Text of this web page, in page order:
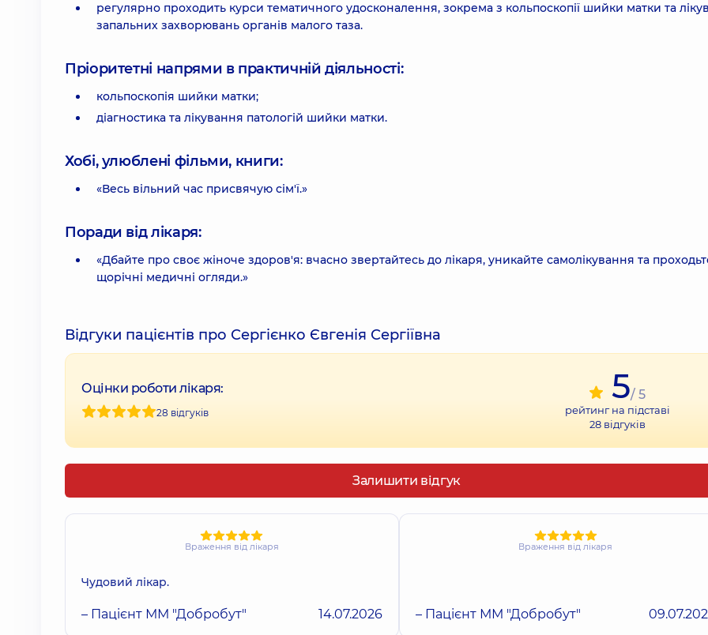
регулярно проходить курси тематичного удосконалення, зокрема з кольпоскопії шийки матки та
запальних захворювань органів малого таза.
Пріоритетні напрями в практичній діяльності:
кольпоскопія шийки матки;
діагностика та лікування патологій шийки матки.
Хобі, улюблені фільми, книги:
«Весь вільний час присвячую сім'ї.»
Поради від лікаря:
«Дбайте про своє жіноче здоров'я: вчасно звертайтесь до лікаря, уникайте самолікування та
щорічні медичні огляди.»
Відгуки пацієнтів про Сергієнко Євгенія Сергіївна
Оцінки роботи лікаря:
28 відгуків
5/ 5
рейтинг на підставі
28відгуків
Залишити відгук
Враження від лікаря
Чудовий лікар.
– Пацієнт ММ "Добробут" 14.07.2026
Враження від лікаря
– Пацієнт ММ "Добробут"